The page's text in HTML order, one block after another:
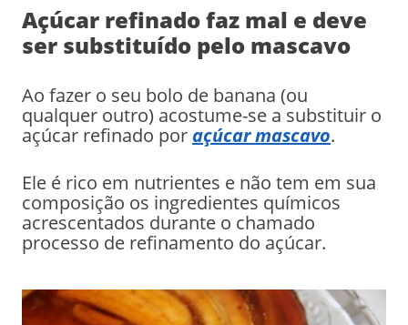
Açúcar refinado faz mal e deve
ser substituído pelo mascavo
Ao fazer o seu bolo de banana (ou
qualquer outro) acostume-se a substituir o
açúcar refinado por açúcar mascavo.
Ele é rico em nutrientes e não tem em sua
composição os ingredientes químicos
acrescentados durante o chamado
processo de refinamento do açúcar.